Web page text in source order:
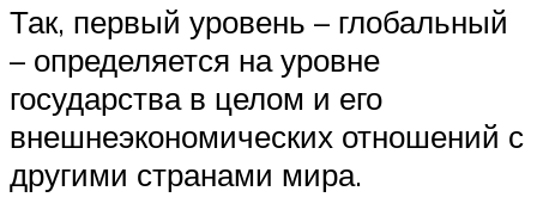
Так, первый уровень – глобальный
– определяется на уровне
государства в целом и его
внешнеэкономических отношений с
другими странами мира.